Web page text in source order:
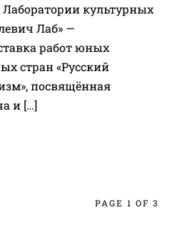
культурных
Лаб» —
работ юных
стран «Русский
посвящённая
и […]
PAGE 1 OF 3